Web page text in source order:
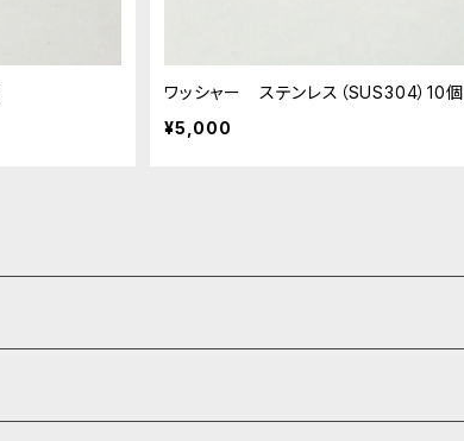
ワッシャー ステンレス（SUS304）10個
¥5,000